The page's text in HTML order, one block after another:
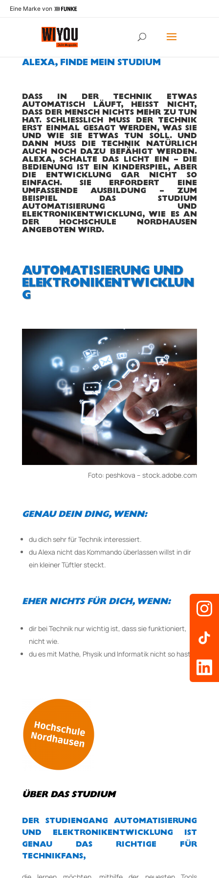
Eine Marke von
ALEXA, FINDE MEIN STUDIUM
DASS IN DER TECHNIK ETWAS
AUTOMATISCH LÄUFT, HEISST NICHT, D
ASS DER MENSCH NICHTS MEHR ZU TUN H
AT. SCHLIESSLICH MUSS DER TECHNIK ER
ST EINMAL GESAGT WERDEN, WAS SIE UN
D WIE SIE ETWAS TUN SOLL. UND DA
NN MUSS DIE TECHNIK NATÜRLICH AU
CH NOCH DAZU BEFÄHIGT WERDEN. AL
EXA, SCHALTE DAS LICHT EIN – DIE BE
DIENUNG IST EIN KINDERSPIEL, ABER DI
E ENTWICKLUNG GAR NICHT SO EI
NFACH. SIE ERFORDERT EINE UM
FASSENDE AUSBILDUNG – ZUM BE
ISPIEL DAS STUDIUM AU
TOMATISIERUNG UND EL
EKTRONIKENTWICKLUNG, WIE ES AN DE
R HOCHSCHULE NORDHAUSEN AN
GEBOTEN WIRD.
AUTOMATISIERUNG UND
ELEKTRONIKENTWICKLUN
G
Foto: peshkova – stock.adobe.com
GENAU DEIN DING, WENN:
du dich sehr für Technik interessiert.
du Alexa nicht das Kommando überlassen willst in dir
ein kleiner Tüftler steckt.
EHER NICHTS FÜR DICH, WENN:
dir bei Technik nur wichtig ist, dass sie funktioniert,
nicht wie.
du es mit Mathe, Physik und Informatik nicht so hast.
ÜBER DAS STUDIUM
DER STUDIENGANG AUTOMATISIERUNG
UND ELEKTRONIKENTWICKLUNG IST
GENAU DAS RICHTIGE FÜR
TECHNIKFANS,